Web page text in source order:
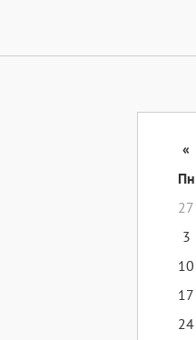
«
Пн
27
3
10
17
24